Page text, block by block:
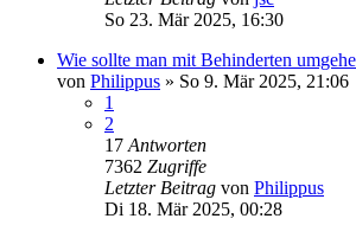
So 23. Mär 2025, 16:30
Wie sollte man mit Behinderten
von Philippus » So 9. Mär 2025, 21:06
1
2
17 Antworten
7362 Zugriffe
Letzter Beitrag von Philippus
Di 18. Mär 2025, 00:28